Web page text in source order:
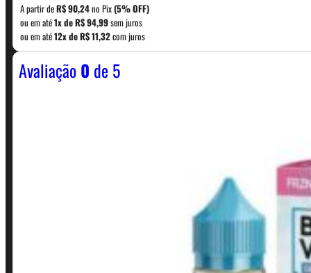
A partir deR$90,24no Pix(5% OFF)
ou em até1x deR$94,99sem juros
ou em até12x deR$11,32com juros
Avaliação0 de 5
WhatsApp: (11) 5229-0120
Horário: Política de Horario e Fretes